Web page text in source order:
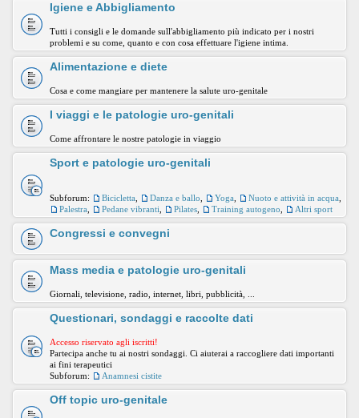
Igiene e Abbigliamento
Tutti i consigli e le domande sull'abbigliamento più indicato per i nostri
problemi e su come, quanto e con cosa effettuare l'igiene intima.
Alimentazione e diete
Cosa e come mangiare per mantenere la salute uro-genitale
I viaggi e le patologie uro-genitali
Come affrontare le nostre patologie in viaggio
Sport e patologie uro-genitali
Subforum: Bicicletta Danza e ballo Yoga Nuoto e attività in acqua
Palestra
Pedane vibranti Pilates Training autogeno Altri sport
Congressi e convegni
Mass media e patologie uro-genitali
Giornali, televisione, radio, internet, libri, pubblicità, ...
Questionari, sondaggi e raccolte dati
Accesso riservato agli iscritti!
Partecipa anche tu ai nostri sondaggi. Ci aiuterai a raccogliere dati importanti
ai fini terapeutici
Subforum:
Anamnesi cistite
Off topic uro-genitale